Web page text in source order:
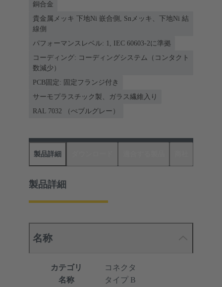
銅合金
貴金属メッキ 下地Ni 嵌合側, Snメッキ、下地Ni 結
線側
パフォーマンスレベル: 1, IEC 60603-2に準拠
コーディング: コーディングシステム（コンタクト
数減少）
PCB固定: 固定フランジ付き
サーモプラスチック製、ガラス繊維入り
RAL 7032 （ぺブルグレー）
製品詳細
製品詳細
名称
カテゴリ
コネクタ
名称
タイプ B